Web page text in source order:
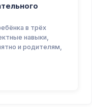
в трёх
навыки,
и родителям,